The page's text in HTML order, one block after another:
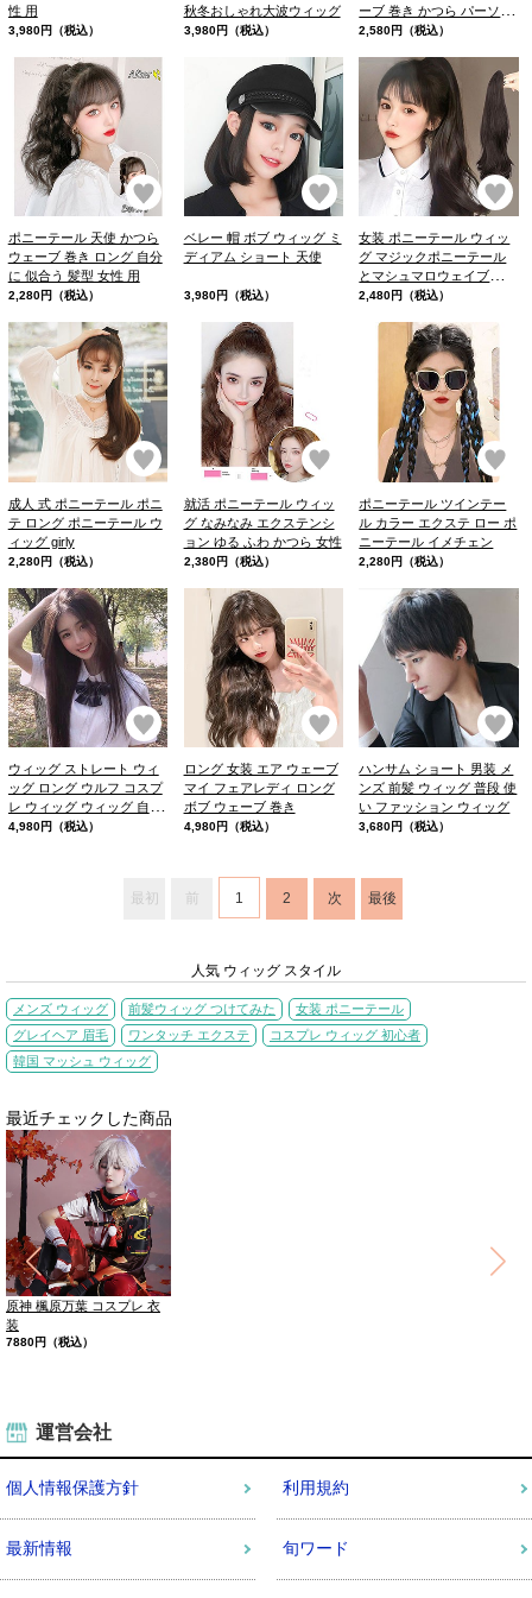
性 用
3,980円（税込）
秋冬おしゃれ大波ウィッグ
3,980円（税込）
ーブ 巻き かつら パーソナ
ル カラー
2,580円（税込）
お気に入り
ポニーテール 天使 かつら
ウェーブ 巻き ロング 自分
に 似合う 髪型 女性 用
2,280円（税込）
お気に入り
ベレー 帽 ボブ ウィッグ ミ
ディアム ショート 天使
3,980円（税込）
お
女装 ポニーテール ウィッ
グ マジックポニーテール
とマシュマロウェイブのロ
ングウィッグで
2,480円（税込）
お気に入り
成人 式 ポニーテール ポニ
テ ロング ポニーテール ウ
ィッグ girly
2,280円（税込）
お気に入り
就活 ポニーテール ウィッ
グ なみなみ エクステンシ
ョン ゆる ふわ かつら 女性
2,380円（税込）
ポニーテール ツインテー
ル カラー エクステ ロー ポ
ニーテール イメチェン
2,280円（税込）
お気に入り
ウィッグ ストレート ウィ
ッグ ロング ウルフ コスプ
レ ウィッグ ウィッグ 自然
韓国 女子
4,980円（税込）
お気に入り
ロング 女装 エア ウェーブ
マイ フェアレディ ロング
ボブ ウェーブ 巻き
4,980円（税込）
お
ハンサム ショート 男装 メ
ンズ 前髪 ウィッグ 普段 使
い ファッション ウィッグ
3,680円（税込）
最初 前 1 2 次 最後
人気 ウィッグ スタイル
メンズ ウィッグ 前髪ウィッグ つけてみた
女装 ポニーテール
グレイヘア 眉毛
ワンタッチ エクステ
コスプレ ウィッグ 初心者
韓国 マッシュ ウィッグ
最近チェックした商品
原神 楓原万葉 コスプレ 衣
装
7880円（税込）
運営会社
個人情報保護方針 利用規約
最新情報 旬ワード